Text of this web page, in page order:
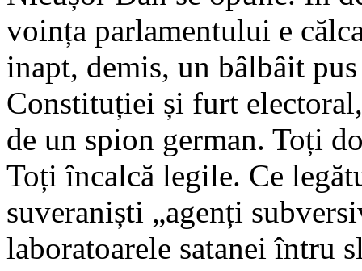
voința parlamentului e
inapt, demis, un bâlbâit
Constituției și furt
de un spion german. Toți
Toți încalcă legile. Ce
suveraniști „agenți
laboratoarele satanei întru